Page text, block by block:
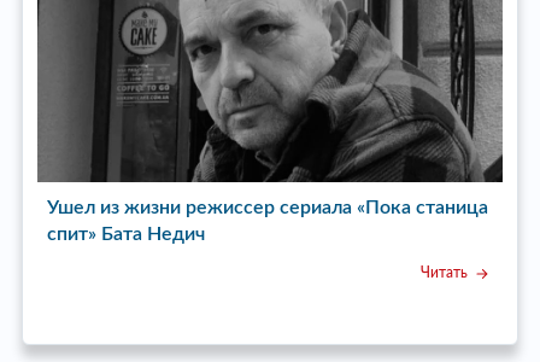
Ушел из жизни режиссер сериала «Пока станица
спит» Бата Недич
Читать